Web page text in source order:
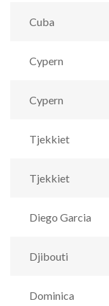
Cuba
Cypern
Cypern
Tjekkiet
Tjekkiet
Diego Garcia
Djibouti
Dominica